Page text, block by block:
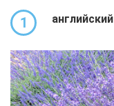
1 английский